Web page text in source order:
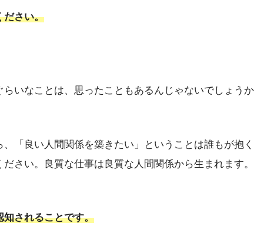
ださい。
いなことは、思ったこともあるんじゃないでしょうか
「良い人間関係を築きたい」ということは誰もが抱
さい。良質な仕事は良質な人間関係から生まれます。
知されることです。